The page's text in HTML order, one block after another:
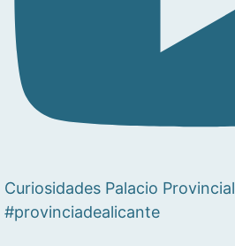
Curiosidades Palacio Provincial
#provinciadealicante